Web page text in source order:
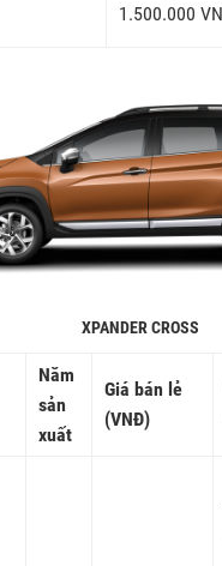
1.500.000
XPANDER CROSS
Năm
sản
xuất
Giá bán lẻ
(VNĐ)